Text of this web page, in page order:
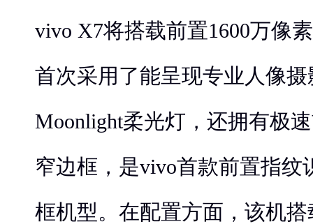
vivo X7将搭载前置1600万像
首次采用了能呈现专业人像摄
Moonlight柔光灯，还拥有极
窄边框，是vivo首款前置指纹
框机型。在配置方面，该机搭